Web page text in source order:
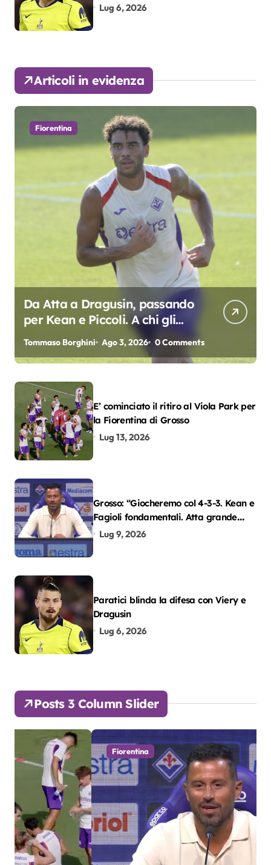
Lug 6, 2026
Articoli in evidenza
Fiorentina
Da Atta a Dragusin, passando
per Kean e Piccoli. A chi gli
oscar del precampionato?
Tommaso Borghini Ago 3, 2026 0 Comments
E’ cominciato il ritiro al Viola Park per
la Fiorentina di Grosso
Lug 13, 2026
Grosso: “Giocheremo col 4-3-3. Kean e
Fagioli fondamentali. Atta grande
colpo”
Lug 9, 2026
Paratici blinda la difesa con Viery e
Dragusin
Lug 6, 2026
Posts 3 Column Slider
Fiorentina